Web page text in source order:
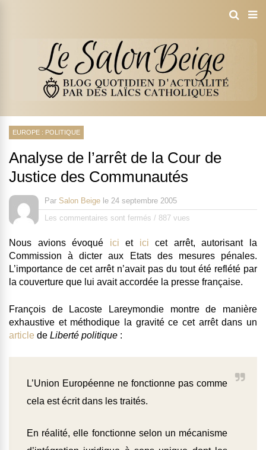
EUROPE : POLITIQUE
Analyse de l’arrêt de la Cour de
Justice des Communautés
Par Salon Beige le 24 septembre 2005
Les commentaires sont fermés / 887 vues
Nous avions évoqué ici et ici cet arrêt, autorisant la
Commission à dicter aux Etats des mesures pénales.
L’importance de cet arrêt n’avait pas du tout été reflété par
la couverture que lui avait accordée la presse française.
François de Lacoste Lareymondie montre de manière
exhaustive et méthodique la gravité ce cet arrêt dans un
article de Liberté politique :
L’Union Européenne ne fonctionne pas comme
cela est écrit dans les traités.
En réalité, elle fonctionne selon un mécanisme